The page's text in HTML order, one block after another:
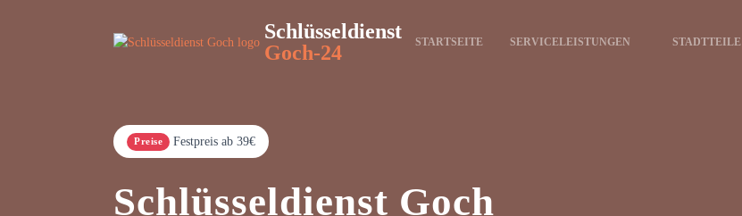
Schlüsseldienst
Goch-24
STARTSEITE SERVICELEISTUNGEN STADTTEILE
Preise Festpreis ab 39€
Schlüsseldienst Goch